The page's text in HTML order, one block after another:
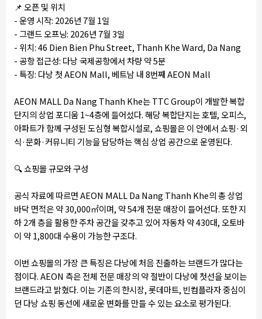
📌오픈 및 위치
- 운영 시작: 2026년 7월 1일
- 그랜드 오프닝: 2026년 7월 3일
- 위치: 46 Dien Bien Phu Street, Thanh Khe Ward, Da Nang
- 공항 접근성: 다낭 국제공항에서 차량 약 5분
- 특징: 다낭 첫 AEON Mall, 베트남 내 8번째 AEON Mall
AEON MALL Da Nang Thanh Khe는 TTC Group이 개발한 복합
단지의 상업 포디움 1~4층에 들어섰다. 해당 복합단지는 호텔, 오피스,
아파트가 함께 구성된 도심형 복합시설로, 쇼핑몰은 이 안에서 쇼핑·외
식·문화·커뮤니티 기능을 담당하는 핵심 상업 공간으로 운영된다.
🔍쇼핑몰 규모와 구성
공식 자료에 따르면 AEON MALL Da Nang Thanh Khe의 총 상업
바닥 면적은 약 30,000㎡이며, 약 54개 전문 매장이 들어선다. 또한 지
하 2개 층을 활용한 주차 공간을 갖추고 있어 자동차 약 430대, 오토바
이 약 1,800대 수용이 가능한 구조다.
이번 쇼핑몰의 가장 큰 특징은 다낭에 처음 진출하는 브랜드가 많다는
점이다. AEON 측은 전체 전문 매장의 약 절반이 다낭에 첫선을 보이는
브랜드라고 밝혔다. 이는 기존의 한시장, 롯데마트, 빈컴플라자 중심이
던 다낭 쇼핑 동선에 새로운 변화를 만들 수 있는 요소로 평가된다.